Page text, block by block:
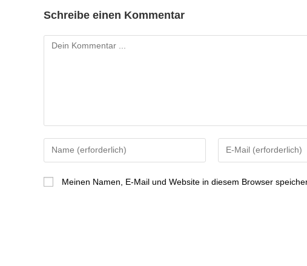
Schreibe einen Kommentar
Meinen Namen, E-Mail und Website in diesem Browser